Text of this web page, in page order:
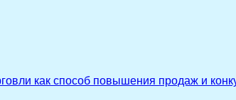
как способ повышения продаж и